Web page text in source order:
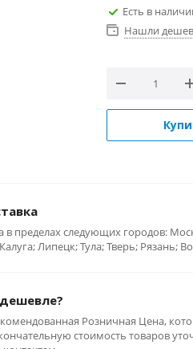
Есть в
Нашли
в пределах следующих городов:
Липецк; Тула; Тверь; Рязань;
Розничная Цена,
стоимость товаров